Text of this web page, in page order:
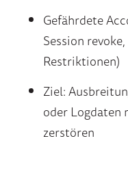
Gefährdete
Session
Restriktionen)
Ziel:
oder Logdaten
zerstören